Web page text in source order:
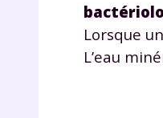
Lorsque
L’eau